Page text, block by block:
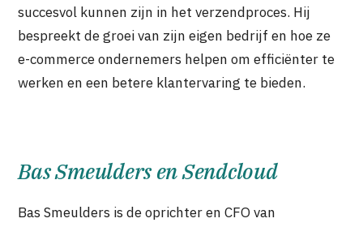
succesvol kunnen zijn in het verzendproces. Hij
bespreekt de groei van zijn eigen bedrijf en hoe ze
e-commerce ondernemers helpen om efficiënter te
werken en een betere klantervaring te bieden.
Bas Smeulders en Sendcloud
Bas Smeulders is de oprichter en CFO van